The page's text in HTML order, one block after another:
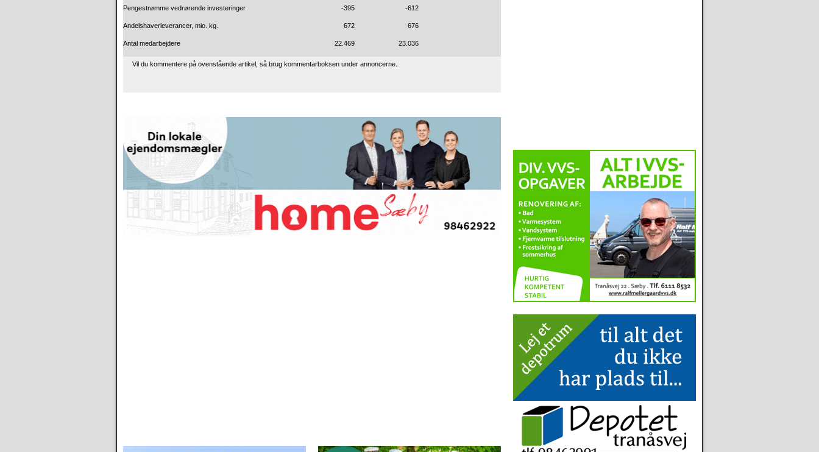
Pengestrømme vedrørende investeringer -395 -612
Andelshaverleverancer, mio. kg. 672 676
Antal medarbejdere 22.469 23.036
Vil du kommentere på ovenstående artikel, så brug kommentarboksen under annoncerne.